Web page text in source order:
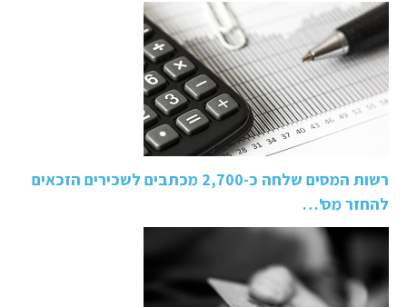
רשות המסים שלחה כ-2,700 מכתבים לשכירים הזכאים
להחזר מס'…